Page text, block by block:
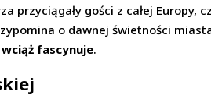
przyciągały gości z całej Europy,
o dawnej świetności
fascynuje.